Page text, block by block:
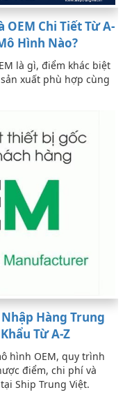
OEM Chi Tiết Từ A-
Hình Nào?
là gì, điểm khác biệt
xuất phù hợp cùng
Hàng Trung
Từ A-Z
hình OEM, quy trình
điểm, chi phí và
Ship Trung Việt.